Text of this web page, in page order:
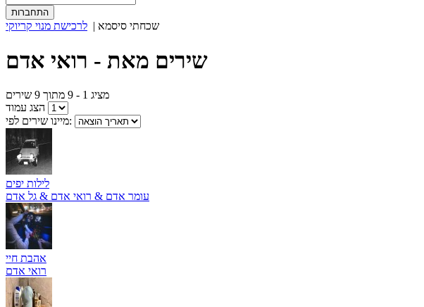
שכחתי סיסמא | לרכישת מנוי קריוקי
שירים מאת - רואי אדם
מציג 1 - 9 מתוך 9 שירים
מיינו שירים לפי:
לילות יפים
עומר אדם & רואי אדם & גל אדם
אהבת חיי
רואי אדם